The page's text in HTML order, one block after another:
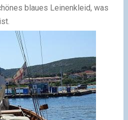
blaues Leinenkleid, was